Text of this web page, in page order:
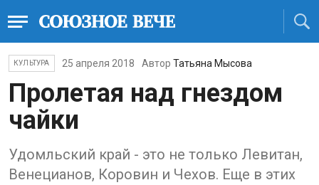
КУЛЬТУРА 25 апреля 2018 Автор Татьяна Мысова
Пролетая над гнездом
чайки
Удомльский край - это не только Левитан,
Венецианов, Коровин и Чехов. Еще в этих